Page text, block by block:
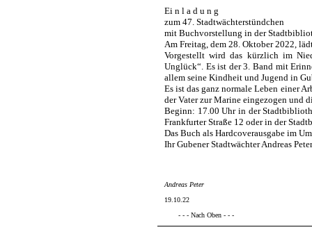
Ei n l a d u n g
zum 47. Stadtwächterstündchen
mit Buchvorstellung in der
Am Freitag, dem 28. Oktober 2022,
Vorgestellt wird das kürzlich im
Unglück“. Es ist der 3. Band mit
allem seine Kindheit und Jugend in
Es ist das ganz normale Leben einer
der Vater zur Marine eingezogen und
Beginn: 17.00 Uhr in der
Frankfurter Straße 12 oder in der
Das Buch als Hardcoverausgabe im
Ihr Gubener Stadtwächter Andreas Peter
Andreas Peter
19.10.22
- - - Nach Oben - - -